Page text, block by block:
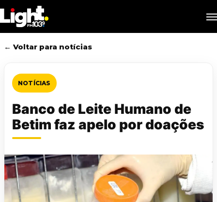
to
main
content
← Voltar para notícias
NOTÍCIAS
Banco de Leite Humano de
Betim faz apelo por doações